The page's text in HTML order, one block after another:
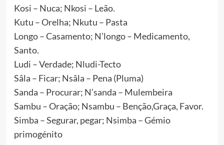
Kosi – Nuca; Nkosi – Leão.
Kutu – Orelha; Nkutu – Pasta
Longo – Casamento; N’longo – Medicamento,
Santo.
Ludi – Verdade; Nludi-Tecto
Sâla – Ficar; Nsâla – Pena (Pluma)
Sanda – Procurar; N’sanda – Mulembeira
Sambu – Oração; Nsambu – Benção,Graça, Favor.
Simba – Segurar, pegar; Nsimba – Gémio
primogénito